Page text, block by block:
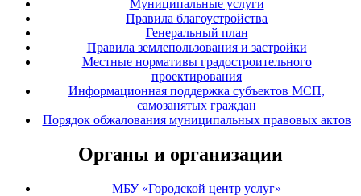
Муниципальные услуги
Правила благоустройства
Генеральный план
Правила землепользования и застройки
Местные нормативы градостроительного
проектирования
Информационная поддержка субъектов МСП,
самозанятых граждан
Порядок обжалования муниципальных правовых актов
Органы и организации
МБУ «Городской центр услуг»